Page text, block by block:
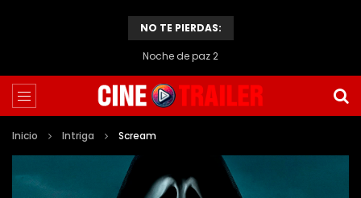
NO TE PIERDAS:
Chopin
Inicio Intriga Scream